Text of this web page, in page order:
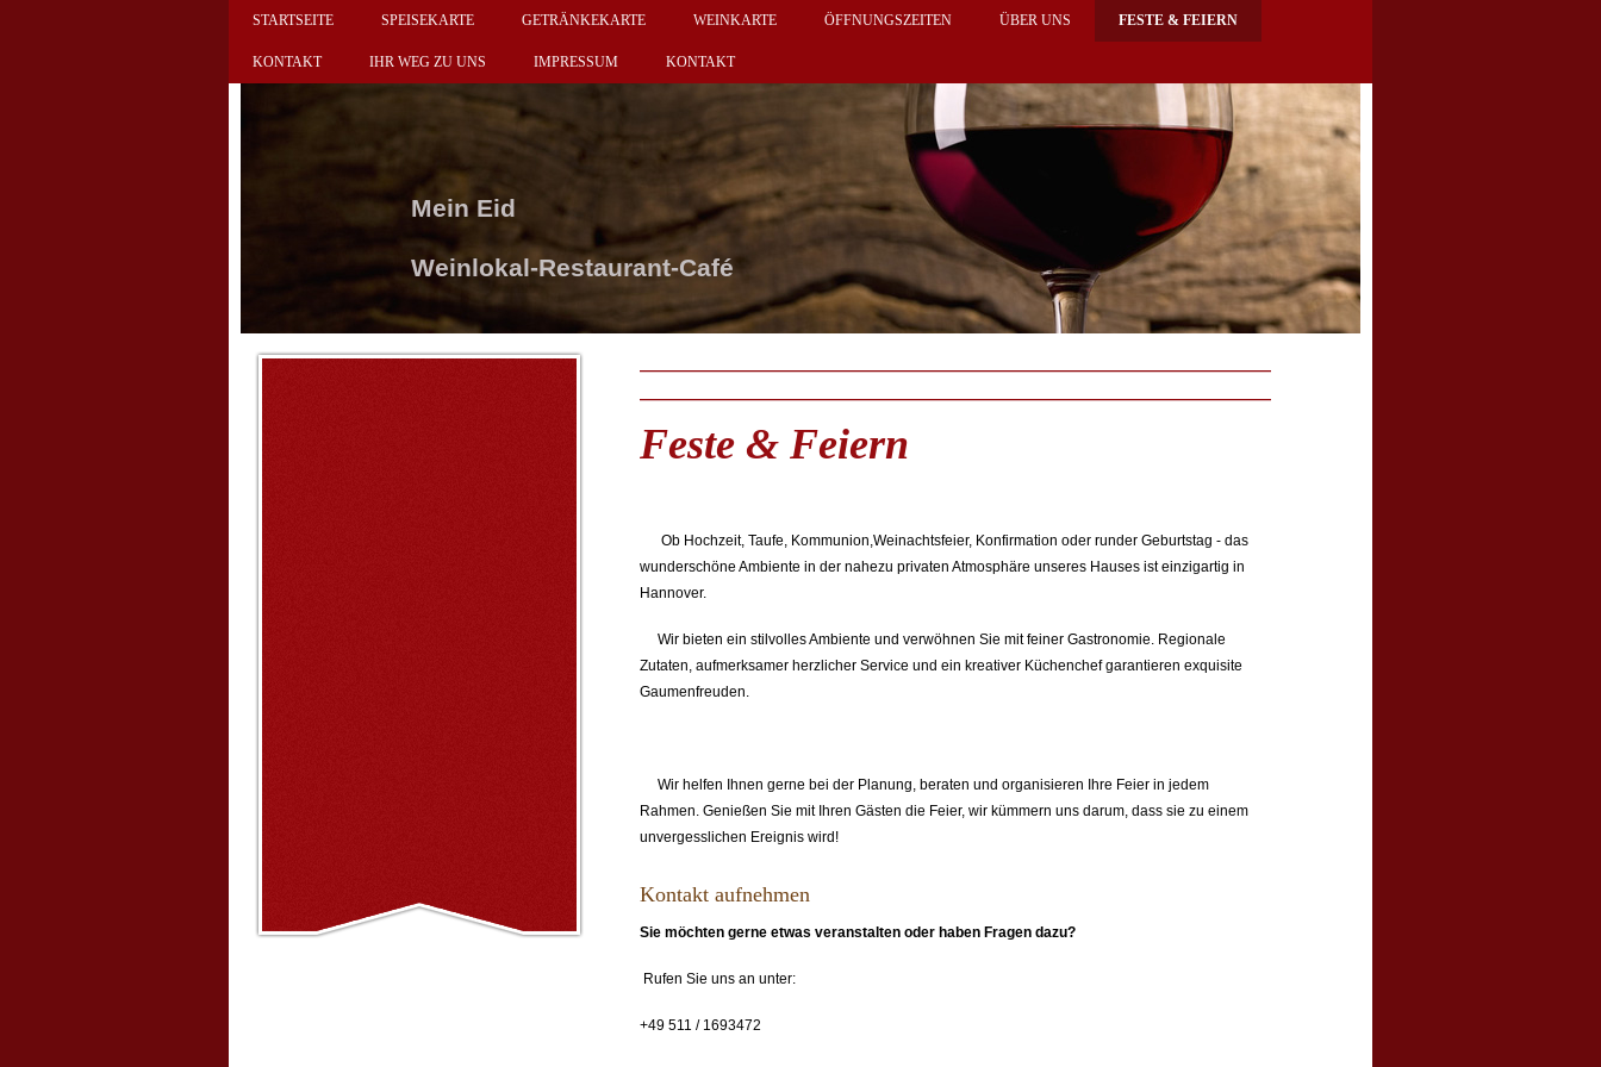
STARTSEITE SPEISEKARTE GETRÄNKEKARTE WEINKARTE ÖFFNUNGSZEITEN ÜBER UNS FESTE & FEIERN
KONTAKT IHR WEG ZU UNS IMPRESSUM KONTAKT
Mein Eid
Weinlokal-Restaurant-Café
Feste & Feiern
Ob Hochzeit, Taufe, Kommunion,Weinachtsfeier, Konfirmation oder runder Geburtstag - das
wunderschöne Ambiente in der nahezu privaten Atmosphäre unseres Hauses ist einzigartig in
Hannover.
Wir bieten ein stilvolles Ambiente und verwöhnen Sie mit feiner Gastronomie. Regionale
Zutaten, aufmerksamer herzlicher Service und ein kreativer Küchenchef garantieren exquisite
Gaumenfreuden.
Wir helfen Ihnen gerne bei der Planung, beraten und organisieren Ihre Feier in jedem
Rahmen. Genießen Sie mit Ihren Gästen die Feier, wir kümmern uns darum, dass sie zu einem
unvergesslichen Ereignis wird !
Kontakt aufnehmen
Sie möchten gerne etwas veranstalten oder haben Fragen dazu?
Rufen Sie uns an unter:
+49 511 / 1693472